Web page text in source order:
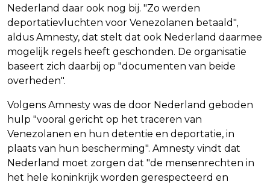
Nederland daar ook nog bij. "Zo werden
deportatievluchten voor Venezolanen betaald",
aldus Amnesty, dat stelt dat ook Nederland daarmee
mogelijk regels heeft geschonden. De organisatie
baseert zich daarbij op "documenten van beide
overheden".
Volgens Amnesty was de door Nederland geboden
hulp "vooral gericht op het traceren van
Venezolanen en hun detentie en deportatie, in
plaats van hun bescherming". Amnesty vindt dat
Nederland moet zorgen dat "de mensenrechten in
het hele koninkrijk worden gerespecteerd en